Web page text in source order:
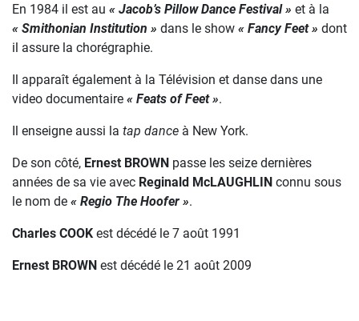
En 1984 il est au « Jacob’s Pillow Dance Festival » et à la
« Smithonian Institution » dans le show « Fancy Feet » dont
il assure la chorégraphie.
Il apparaît également à la Télévision et danse dans une
video documentaire « Feats of Feet ».
Il enseigne aussi la tap dance à New York.
De son côté, Ernest BROWN passe les seize dernières
années de sa vie avec Reginald McLAUGHLIN connu sous
le nom de « Regio The Hoofer ».
Charles COOK est décédé le 7 août 1991
Ernest BROWN est décédé le 21 août 2009